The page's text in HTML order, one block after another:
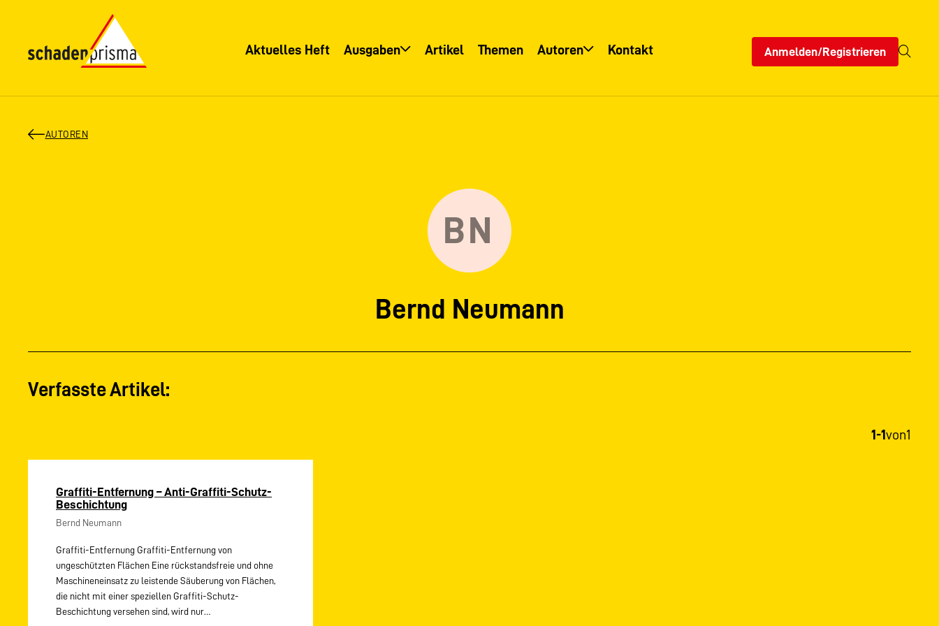
Aktuelles Heft Ausgaben Artikel Themen Autoren Kontakt Anmelden/Registrieren
AUTOREN
BN
Bernd Neumann
Verfasste Artikel:
1-1 von1
Graffiti-Entfernung – Anti-Graffiti-Schutz-
Beschichtung
Bernd Neumann
Graffiti-Entfernung Graffiti-Entfernung von
ungeschützten Flächen Eine rückstandsfreie und ohne
Maschineneinsatz zu leistende Säuberung von Flächen,
die nicht mit einer speziellen Graffiti-Schutz-
Beschichtung versehen sind, wird nur…